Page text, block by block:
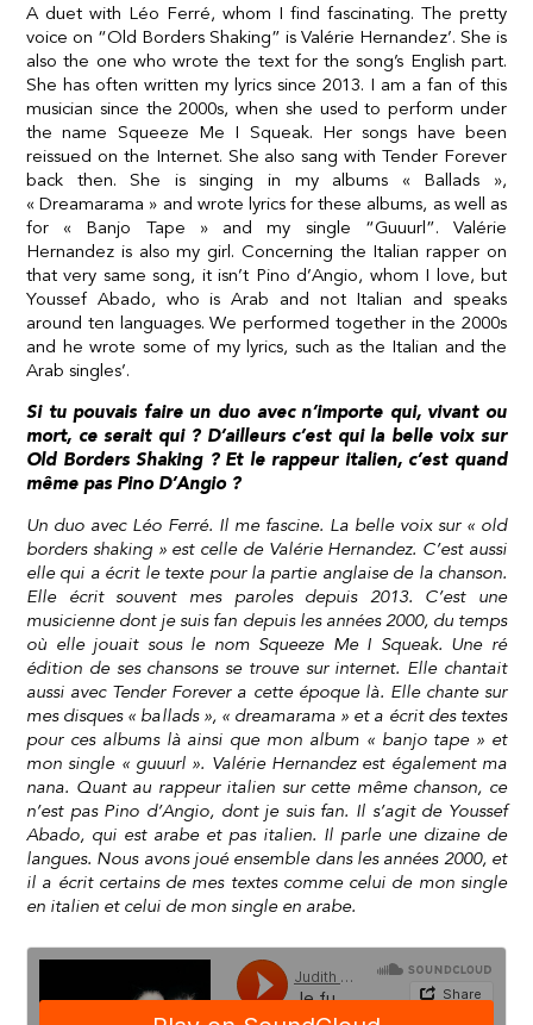
A duet with Léo Ferré, whom I find fascinating. The pretty
voice on “Old Borders Shaking” is Valérie Hernandez’. She is
also the one who wrote the text for the song’s English part.
She has often written my lyrics since 2013. I am a fan of this
musician since the 2000s, when she used to perform under
the name Squeeze Me I Squeak. Her songs have been
reissued on the Internet. She also sang with Tender Forever
back then. She is singing in my albums « Ballads »,
« Dreamarama » and wrote lyrics for these albums, as well as
for « Banjo Tape » and my single “Guuurl”. Valérie
Hernandez is also my girl. Concerning the Italian rapper on
that very same song, it isn’t Pino d’Angio, whom I love, but
Youssef Abado, who is Arab and not Italian and speaks
around ten languages. We performed together in the 2000s
and he wrote some of my lyrics, such as the Italian and the
Arab singles’.
Si tu pouvais faire un duo avec n’importe qui, vivant ou
mort, ce serait qui ? D’ailleurs c’est qui la belle voix sur
Old Borders Shaking ? Et le rappeur italien, c’est quand
même pas Pino D’Angio ?
Un duo avec Léo Ferré. Il me fascine. La belle voix sur « old
borders shaking » est celle de Valérie Hernandez. C’est aussi
elle qui a écrit le texte pour la partie anglaise de la chanson.
Elle écrit souvent mes paroles depuis 2013. C’est une
musicienne dont je suis fan depuis les années 2000, du temps
où elle jouait sous le nom Squeeze Me I Squeak. Une ré
édition de ses chansons se trouve sur internet. Elle chantait
aussi avec Tender Forever a cette époque là. Elle chante sur
mes disques « ballads », « dreamarama » et a écrit des textes
pour ces albums là ainsi que mon album « banjo tape » et
mon single « guuurl ». Valérie Hernandez est également ma
nana. Quant au rappeur italien sur cette même chanson, ce
n’est pas Pino d’Angio, dont je suis fan. Il s’agit de Youssef
Abado, qui est arabe et pas italien. Il parle une dizaine de
langues. Nous avons joué ensemble dans les années 2000, et
il a écrit certains de mes textes comme celui de mon single
en italien et celui de mon single en arabe.